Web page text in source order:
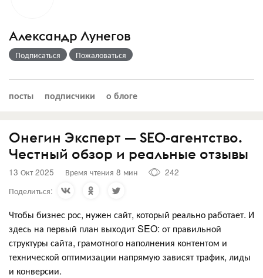
Александр Лунегов
Подписаться Пожаловаться
посты подписчики о блоге
Онегин Эксперт — SEO-агентство.
Честный обзор и реальные отзывы
13 Окт 2025 Время чтения 8 мин
242
Поделиться:
Чтобы бизнес рос, нужен сайт, который реально работает. И
здесь на первый план выходит SEO: от правильной
структуры сайта, грамотного наполнения контентом и
технической оптимизации напрямую зависят трафик, лиды
и конверсии.